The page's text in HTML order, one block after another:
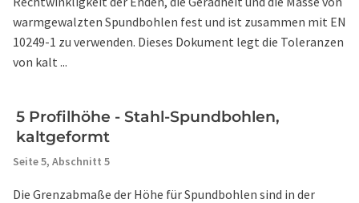
warmgewalzten Spundbohlen fest und ist zusammen mit EN
10249-1 zu verwenden. Dieses Dokument legt die Toleranzen
von kalt ...
5 Profilhöhe - Stahl-Spundbohlen,
kaltgeformt
Seite 5, Abschnitt 5
Die Grenzabmaße der Höhe für Spundbohlen sind in der